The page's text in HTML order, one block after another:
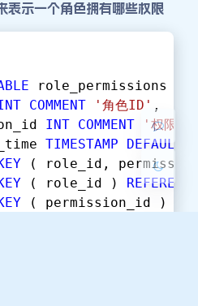
关闭 日落 暗化 灰度
表示一个角色拥有哪些权限
role_permissions (
COMMENT '角色ID' ,
INT COMMENT
'权限
TIMESTAMP DEFAULT
( role_id,
( role_id )
( permission_id )